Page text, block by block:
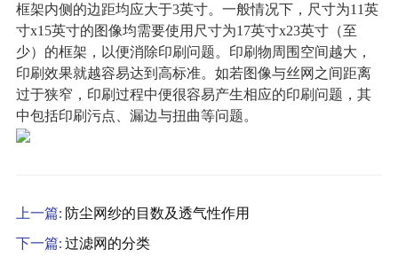
框架内侧的边距均应大于3英寸。一般情况下，尺寸为11英
寸x15英寸的图像均需要使用尺寸为17英寸x23英寸（至
少）的框架，以便消除印刷问题。印刷物周围空间越大，
印刷效果就越容易达到高标准。如若图像与丝网之间距离
过于狭窄，印刷过程中便很容易产生相应的印刷问题，其
中包括印刷污点、漏边与扭曲等问题。
上一篇: 防尘网纱的目数及透气性作用
下一篇: 过滤网的分类